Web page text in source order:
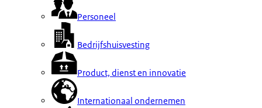
Personeel
Bedrijfshuisvesting
Product, dienst en innovatie
Internationaal ondernemen